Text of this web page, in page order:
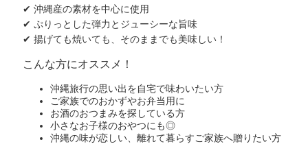
✔ 沖縄産の素材を中心に使用
✔ ぷりっとした弾力とジューシーな旨味
✔ 揚げても焼いても、そのままでも美味しい！
こんな方にオススメ！
沖縄旅行の思い出を自宅で味わいたい方
ご家族でのおかずやお弁当用に
お酒のおつまみを探している方
小さなお子様のおやつにも◎
沖縄の味が恋しい、離れて暮らすご家族へ贈りたい方